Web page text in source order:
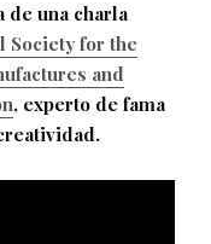
de una charla
Society for the
and
, experto de fama